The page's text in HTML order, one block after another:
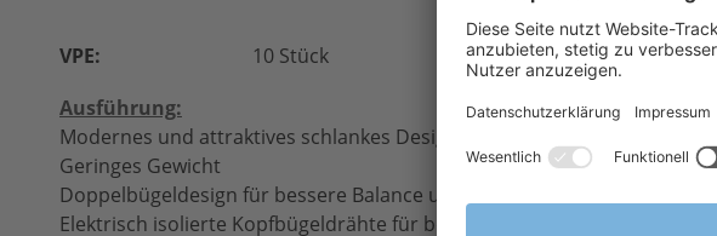
VPE:
10 Stück
Ausführung:
Modernes und attraktives schlankes Design
Geringes Gewicht
Doppelbügeldesign für bessere Balance und mehr Komfort
Elektrisch isolierte Kopfbügeldrähte für besseren und